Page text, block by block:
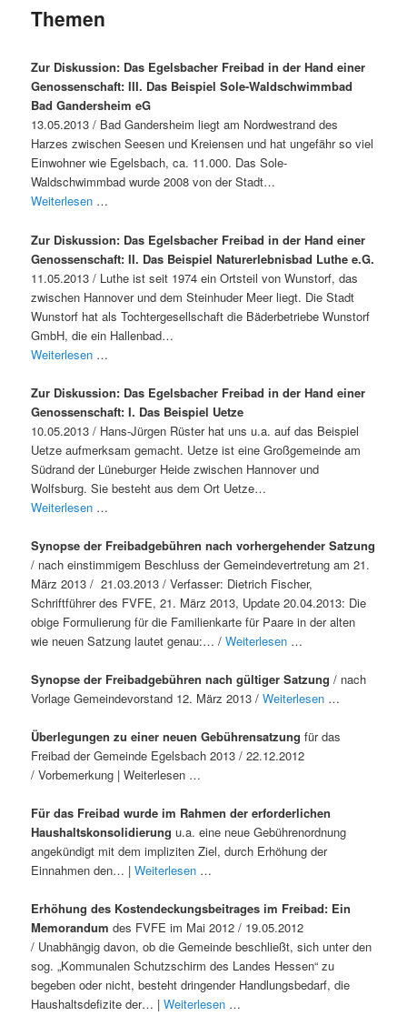
Themen
Zur Diskussion: Das Egelsbacher Freibad in der Hand einer
Genossenschaft: III. Das Beispiel Sole-Waldschwimmbad
Bad Gandersheim eG
13.05.2013 / Bad Gandersheim liegt am Nordwestrand des
Harzes zwischen Seesen und Kreiensen und hat ungefähr so viel
Einwohner wie Egelsbach, ca. 11.000. Das Sole-
Waldschwimmbad wurde 2008 von der Stadt…
Weiterlesen …
Zur Diskussion: Das Egelsbacher Freibad in der Hand einer
Genossenschaft: II. Das Beispiel Naturerlebnisbad Luthe e.G.
11.05.2013 / Luthe ist seit 1974 ein Ortsteil von Wunstorf, das
zwischen Hannover und dem Steinhuder Meer liegt. Die Stadt
Wunstorf hat als Tochtergesellschaft die Bäderbetriebe Wunstorf
GmbH, die ein Hallenbad…
Weiterlesen …
Zur Diskussion: Das Egelsbacher Freibad in der Hand einer
Genossenschaft: I. Das Beispiel Uetze
10.05.2013 / Hans-Jürgen Rüster hat uns u.a. auf das Beispiel
Uetze aufmerksam gemacht. Uetze ist eine Großgemeinde am
Südrand der Lüneburger Heide zwischen Hannover und
Wolfsburg. Sie besteht aus dem Ort Uetze…
Weiterlesen …
Synopse der Freibadgebühren nach vorhergehender Satzung
/ nach einstimmigem Beschluss der Gemeindevertretung am 21.
März 2013 / 21.03.2013 / Verfasser: Dietrich Fischer,
Schriftführer des FVFE, 21. März 2013, Update 20.04.2013: Die
obige Formulierung für die Familienkarte für Paare in der alten
wie neuen Satzung lautet genau:… /Weiterlesen …
Synopse der Freibadgebühren nach gültiger Satzung / nach
Vorlage Gemeindevorstand 12. März 2013 /Weiterlesen …
Überlegungen zu einer neuen Gebührensatzung für das
Freibad der Gemeinde Egelsbach 2013 / 22.12.2012
/ Vorbemerkung | Weiterlesen …
Für das Freibad wurde im Rahmen der erforderlichen
Haushaltskonsolidierung u.a. eine neue Gebührenordnung
angekündigt mit dem impliziten Ziel, durch Erhöhung der
Einnahmen den… |Weiterlesen …
Erhöhung des Kostendeckungsbeitrages im Freibad: Ein
Memorandum des FVFE im Mai 2012 / 19.05.2012
/ Unabhängig davon, ob die Gemeinde beschließt, sich unter den
sog. „Kommunalen Schutzschirm des Landes Hessen“ zu
begeben oder nicht, besteht dringender Handlungsbedarf, die
Haushaltsdefizite der… |Weiterlesen …